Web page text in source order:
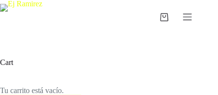
Saltar
al
Carro
Cart
Tu carrito está vacío.